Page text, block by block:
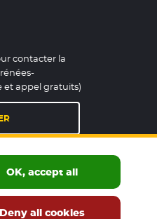
contacter la
et appel gratuits)
OK, accept all
Deny all cookies